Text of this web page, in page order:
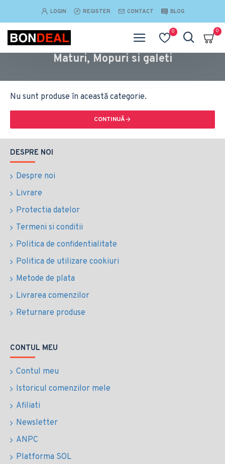
LOGIN REGISTER CONTACT BLOG
0 0
Maturi, Mopuri si galeti
Nu sunt produse în această categorie.
CONTINUĂ
DESPRE NOI
Despre noi
Livrare
Protectia datelor
Termeni si conditii
Politica de confidentialitate
Politica de utilizare cookiuri
Metode de plata
Livrarea comenzilor
Returnare produse
CONTUL MEU
Contul meu
Istoricul comenzilor mele
Afiliati
Newsletter
ANPC
Platforma SOL